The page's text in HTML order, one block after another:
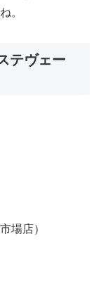
。
テヴェー
場店）